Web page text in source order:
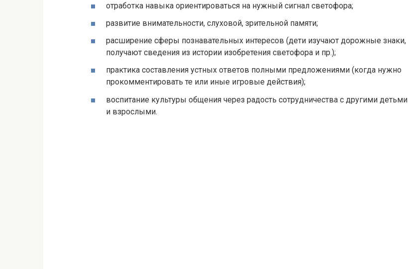
отработка навыка ориентироваться на нужный сигнал светофора;
развитие внимательности, слуховой, зрительной памяти;
расширение сферы познавательных интересов (дети изучают дорожные знаки,
получают сведения из истории изобретения светофора и пр.);
практика составления устных ответов полными предложениями (когда нужно
прокомментировать те или иные игровые действия);
воспитание культуры общения через радость сотрудничества с другими детьми
и взрослыми.